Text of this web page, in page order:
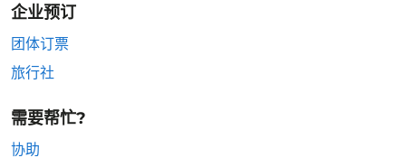
企业预订
团体订票
旅行社
需要帮忙?
协助